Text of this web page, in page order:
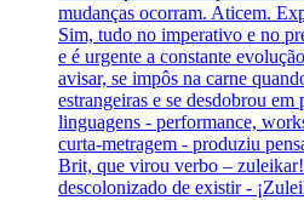
mudanças ocorram. Aticem.
Sim, tudo no imperativo e no
e é urgente a constante
avisar, se impôs na carne
estrangeiras e se desdobrou em
linguagens - performance,
curta-metragem - produziu
Brit, que virou verbo –
descolonizado de existir -